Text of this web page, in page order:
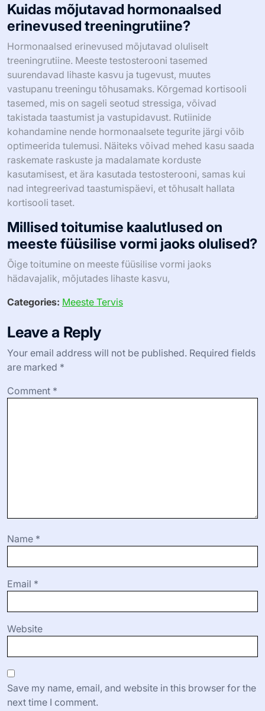
Kuidas mõjutavad hormonaalsed
erinevused treeningrutiine?
Hormonaalsed erinevused mõjutavad oluliselt
treeningrutiine. Meeste testosterooni tasemed
suurendavad lihaste kasvu ja tugevust, muutes
vastupanu treeningu tõhusamaks. Kõrgemad kortisooli
tasemed, mis on sageli seotud stressiga, võivad
takistada taastumist ja vastupidavust. Rutiinide
kohandamine nende hormonaalsete tegurite järgi võib
optimeerida tulemusi. Näiteks võivad mehed kasu saada
raskemate raskuste ja madalamate korduste
kasutamisest, et ära kasutada testosterooni, samas kui
nad integreerivad taastumispäevi, et tõhusalt hallata
kortisooli taset.
Millised toitumise kaalutlused on
meeste füüsilise vormi jaoks olulised?
Õige toitumine on meeste füüsilise vormi jaoks
hädavajalik, mõjutades lihaste kasvu,
Categories: Meeste Tervis
Leave a Reply
Your email address will not be published. Required fields
are marked *
Comment *
Name *
Email *
Website
Save my name, email, and website in this browser for the
next time I comment.